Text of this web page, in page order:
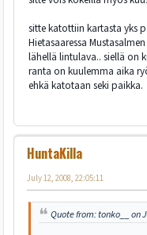
sitte katottiin kartasta yks
Hietasaaressa
lähellä lintulava.. siellä on
ranta on kuulemma aika
ehkä katotaan seki paikka.
HuntaKilla
July 12, 2008, 22:05:11
Quote from: tonko__ on